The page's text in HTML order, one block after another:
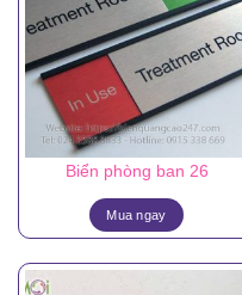
Biển phòng ban 26
Mua ngay